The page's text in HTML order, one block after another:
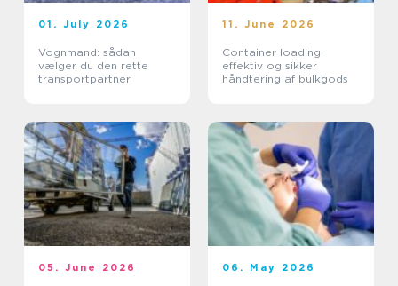
01. July 2026
Vognmand: sådan
vælger du den rette
transportpartner
11. June 2026
Container loading:
effektiv og sikker
håndtering af bulkgods
05. June 2026 06. May 2026